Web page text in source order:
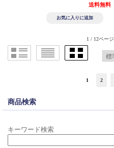
送料無料
1 / 12ページ
1 2
商品検索
キーワード検索